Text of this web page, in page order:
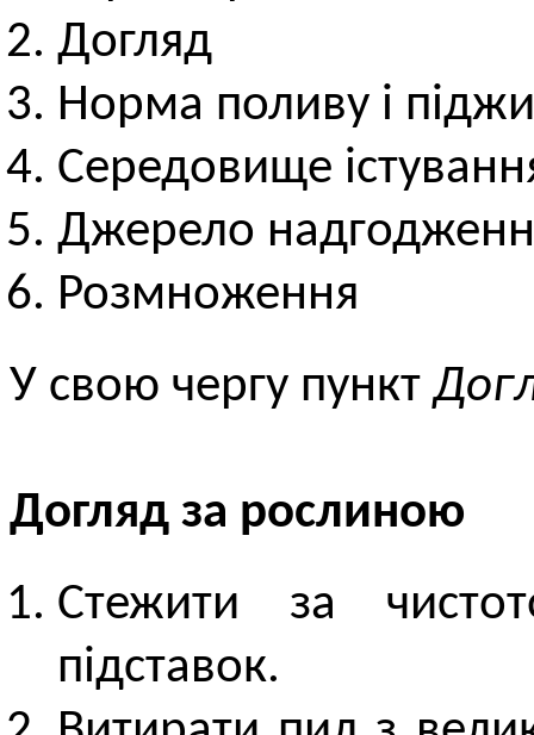
Догляд
Норма поливу і
Середовище
Джерело
Розмноження
У свою чергу пункт
Догляд за рослиною
Стежити за
підставок.